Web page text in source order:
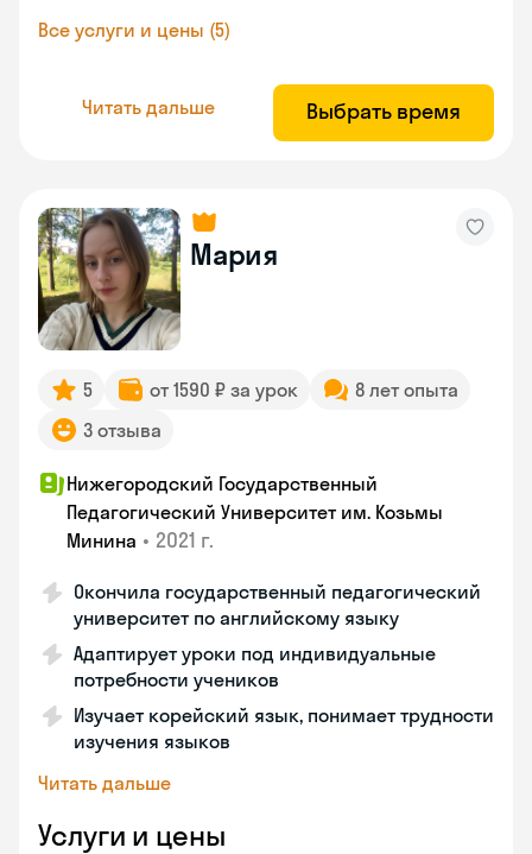
Все услуги и цены (5)
Читать дальше Выбрать время
Мария
5 от 1590 ₽ за урок
8 лет опыта
3 отзыва
Нижегородский Государственный
Педагогический Университет им. Козьмы
Минина • 2021 г.
Окончила государственный педагогический
университет по английскому языку
Адаптирует уроки под индивидуальные
потребности учеников
Изучает корейский язык, понимает трудности
изучения языков
Читать дальше
Услуги и цены